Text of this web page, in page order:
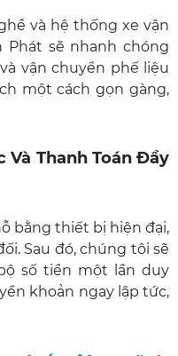
và hệ thống xe vận
Phát sẽ nhanh chóng
vận chuyển phế liệu
một cách gọn gàng,
Và Thanh Toán Đầy
bằng thiết bị hiện đại,
Sau đó, chúng tôi sẽ
số tiền một lần duy
khoản ngay lập tức,